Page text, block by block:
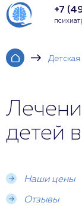
+7
детей
Наши цены
Отзывы